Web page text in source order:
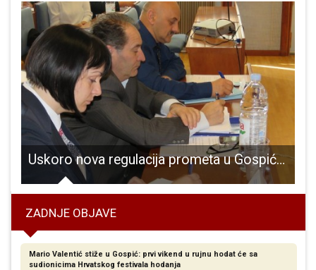
Uskoro nova regulacija prometa u Gospiću!!!
ZADNJE OBJAVE
Mario Valentić stiže u Gospić: prvi vikend u rujnu hodat će sa
sudionicima Hrvatskog festivala hodanja